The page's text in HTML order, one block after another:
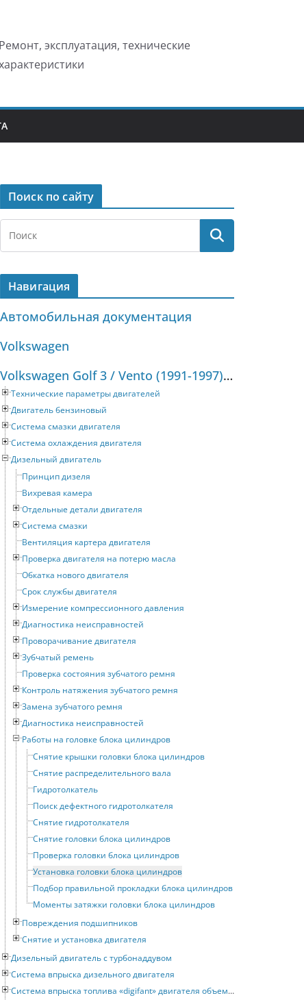
Ремонт, эксплуатация, технические
Поиск по сайту
Навигация
Автомобильная документация
Volkswagen
Volkswagen Golf 3 / Vento (1991-1997) Руководство по ремонту и техническому обслуживанию
Технические параметры двигателей
Двигатель бензиновый
Система смазки двигателя
Система охлаждения двигателя
Дизельный двигатель
Принцип дизеля
Вихревая камера
Отдельные детали двигателя
Система смазки
Вентиляция картера двигателя
Проверка двигателя на потерю масла
Обкатка нового двигателя
Срок службы двигателя
Измерение компрессионного давления
Диагностика неисправностей
Проворачивание двигателя
Зубчатый ремень
Проверка состояния зубчатого ремня
Контроль натяжения зубчатого ремня
Замена зубчатого ремня
Диагностика неисправностей
Работы на головке блока цилиндров
Снятие крышки головки блока цилиндров
Снятие распределительного вала
Гидротолкатель
Поиск дефектного гидротолкателя
Снятие гидротолкателя
Снятие головки блока цилиндров
Проверка головки блока цилиндров
Установка головки блока цилиндров
Подбор правильной прокладки блока цилиндров
Моменты затяжки головки блока цилиндров
Повреждения подшипников
Снятие и установка двигателя
Дизельный двигатель с турбонаддувом
Система впрыска дизельного двигателя
Система впрыска топлива «digifant» двигателя объемом 2 литра